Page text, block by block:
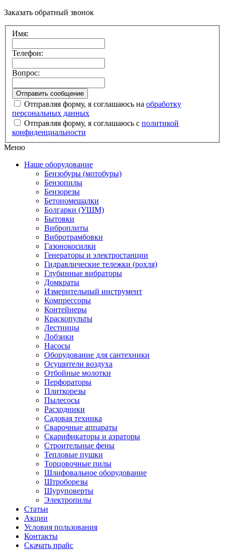
Заказать обратный звонок
Имя:
Телефон:
Вопрос:
Отправляя форму, я соглашаюсь на обработку
персональных данных
Отправляя форму, я соглашаюсь с политикой
конфиденциальности
Меню
Наше оборудование
Бензобуры (мотобуры)
Бензопилы
Бензорезы
Бетономешалки
Болгарки (УШМ)
Бытовки
Виброплиты
Вибротрамбовки
Газонокосилки
Генераторы и электростанции
Гидравлические тележки (рохля)
Глубинные вибраторы
Домкраты
Измерительный инструмент
Компрессоры
Контейнеры
Краскопульты
Лестницы
Лобзики
Насосы
Оборудование для сантехники
Осушители воздуха
Отбойные молотки
Перфораторы
Плиткорезы
Пылесосы
Расходники
Садовая техника
Сварочные аппараты
Скарификаторы и аэраторы
Строительные фены
Тепловые пушки
Торцовочные пилы
Шлифовальное оборудование
Штроборезы
Шуруповерты
Электропилы
Статьи
Акции
Условия пользования
Контакты
Скачать прайс